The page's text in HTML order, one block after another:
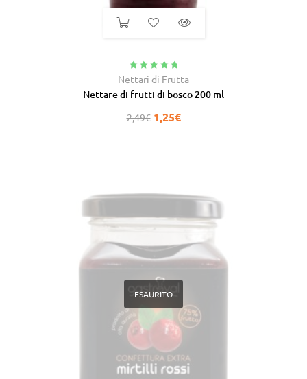
Valutato 5.00
Nettari di Frutta
Nettare di frutti di bosco 200 ml
2,49€ 1,25€
ESAURITO